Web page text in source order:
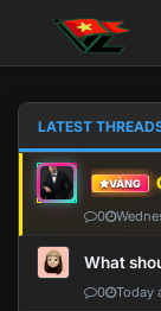
LATEST
VÀNG
0
What
0 Today